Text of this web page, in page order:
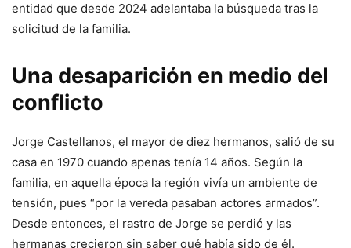
entidad que desde 2024 adelantaba la búsqueda tras la
solicitud de la familia.
Una desaparición en medio del
conflicto
Jorge Castellanos, el mayor de diez hermanos, salió de su
casa en 1970 cuando apenas tenía 14 años. Según la
familia, en aquella época la región vivía un ambiente de
tensión, pues “por la vereda pasaban actores armados”.
Desde entonces, el rastro de Jorge se perdió y las
hermanas crecieron sin saber qué había sido de él.